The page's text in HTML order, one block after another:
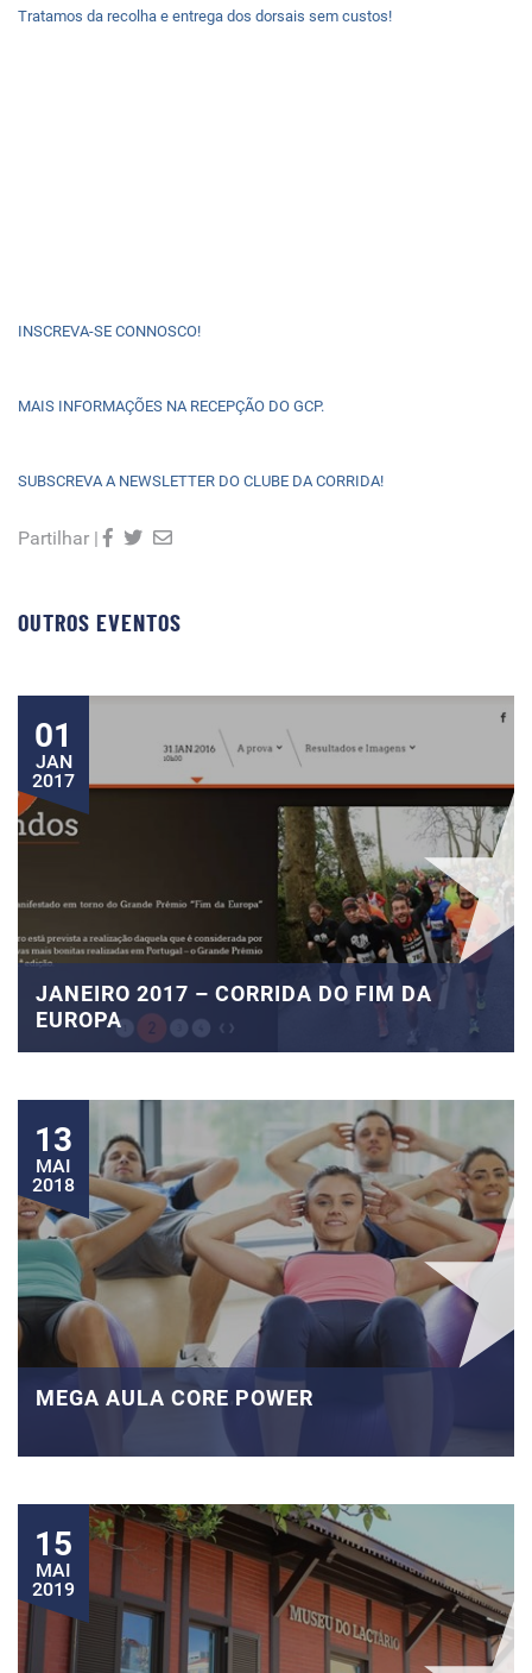
Tratamos da recolha e entrega dos dorsais sem custos!
INSCREVA-SE CONNOSCO!
MAIS INFORMAÇÕES NA RECEPÇÃO DO GCP.
SUBSCREVA A NEWSLETTER DO CLUBE DA CORRIDA!
Partilhar |
OUTROS EVENTOS
01
JAN
2017
JANEIRO 2017 – CORRIDA DO FIM DA
EUROPA
13
MAI
2018
MEGA AULA CORE POWER
15
MAI
2019